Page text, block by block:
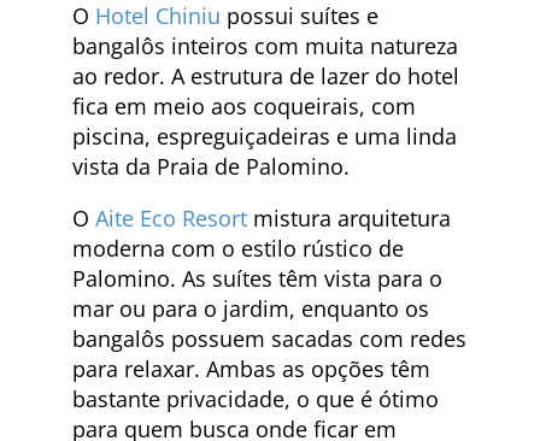
O Hotel Chiniu possui suítes e
bangalôs inteiros com muita natureza
ao redor. A estrutura de lazer do hotel
fica em meio aos coqueirais, com
piscina, espreguiçadeiras e uma linda
vista da Praia de Palomino.
O Aite Eco Resort mistura arquitetura
moderna com o estilo rústico de
Palomino. As suítes têm vista para o
mar ou para o jardim, enquanto os
bangalôs possuem sacadas com redes
para relaxar. Ambas as opções têm
bastante privacidade, o que é ótimo
para quem busca onde ficar em